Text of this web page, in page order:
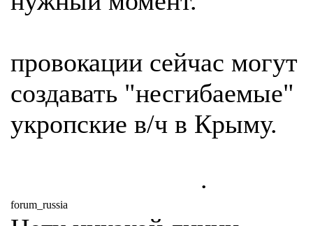
провокации сейчас могут
создавать "несгибаемые"
укропские в/ч в Крыму.
.
forum_russia